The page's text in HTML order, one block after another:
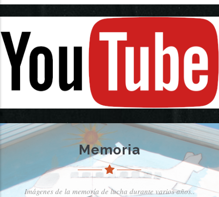
Memoria
Imágenes de la memoría de lucha durante varios años..